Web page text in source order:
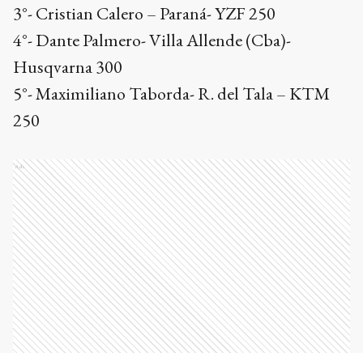
3°- Cristian Calero – Paraná- YZF 250
4°- Dante Palmero- Villa Allende (Cba)-
Husqvarna 300
5°- Maximiliano Taborda- R. del Tala – KTM
250
Ads